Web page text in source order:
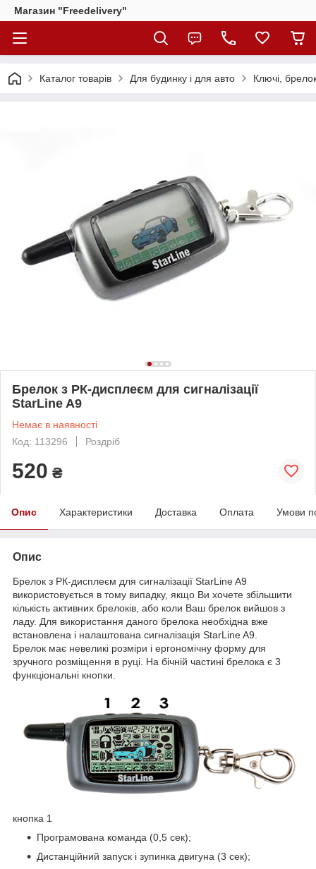
Магазин "Freedelivery"
Каталог товарів Для будинку і для авто Ключі,
Брелок з РК-дисплеєм для сигналізації
StarLine A9
Немає в наявності
Код: 113296
Роздріб
520 ₴
Опис Характеристики Доставка Оплата Умови
Опис
Брелок з РК-дисплеєм для сигналізації StarLine A9
використовується в тому випадку, якщо Ви хочете збільшити
кількість активних брелоків, або коли Ваш брелок вийшов з
ладу. Для використання даного брелока необхідна вже
встановлена і налаштована сигналізація StarLine A9.
Брелок має невеликі розміри і ергономічну форму для
зручного розміщення в руці. На бічній частині брелока є 3
функціональні кнопки.
кнопка 1
Програмована команда (0,5 сек);
Дистанційний запуск і зупинка двигуна (3 сек);